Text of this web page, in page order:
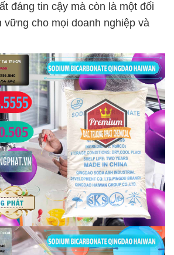
đáng tin cậy mà còn là một đối
vững cho mọi doanh nghiệp và